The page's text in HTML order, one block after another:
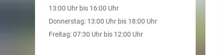
13:00 Uhr bis 16:00 Uhr
Donnerstag: 13:00 Uhr bis 18:00 Uhr
Freitag: 07:30 Uhr bis 12:00 Uhr